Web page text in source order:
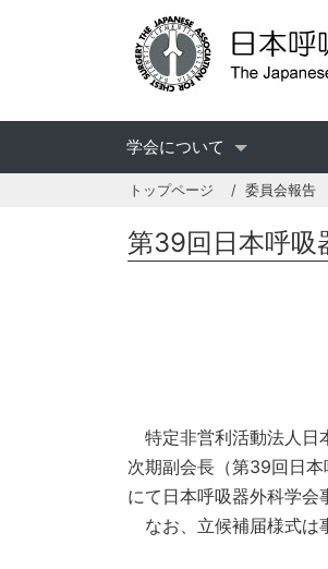
学会について
トップページ 委員会報告
第39回日本呼吸
特定非営利活動法人日
次期副会長（第39回日
にて日本呼吸器外科学会
なお、立候補届様式は